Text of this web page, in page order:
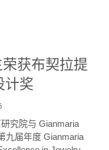
获布契拉提
计奖
究院与 Gianmaria
九届年度 Gianmaria